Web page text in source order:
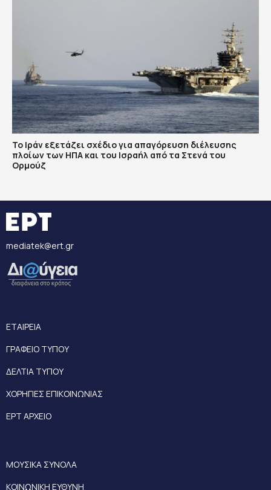
Το Ιράν εξετάζει σχέδιο για απαγόρευση διέλευσης
πλοίων των ΗΠΑ και του Ισραήλ από τα Στενά του
Ορμούζ
mediatek@ert.gr
ΕΤΑΙΡΕΙΑ
ΓΡΑΦΕΙΟ ΤΥΠΟΥ
ΔΕΛΤΙΑ ΤΥΠΟΥ
ΧΟΡΗΓΙΕΣ ΕΠΙΚΟΙΝΩΝΙΑΣ
ΕΡΤ ΑΡΧΕΙΟ
ΜΟΥΣΙΚΑ ΣΥΝΟΛΑ
ΚΟΙΝΩΝΙΚΗ ΕΥΘΥΝΗ